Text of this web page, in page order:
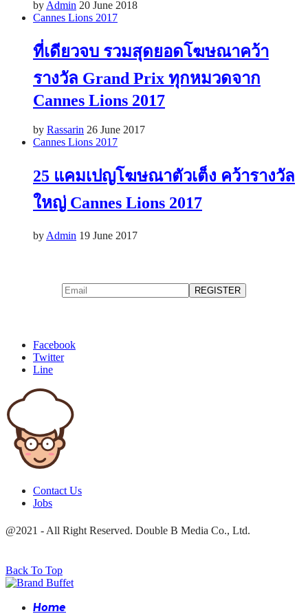
by Admin 20 June 2018
Cannes Lions 2017
ที่เดียวจบ รวมสุดยอดโฆษณาคว้า
รางวัล Grand Prix ทุกหมวดจาก
Cannes Lions 2017
by Rassarin 26 June 2017
Cannes Lions 2017
25 แคมเปญโฆษณาตัวเต็ง คว้ารางวัล
ใหญ่ Cannes Lions 2017
by Admin 19 June 2017
Facebook
Twitter
Line
Contact Us
Jobs
@2021 - All Right Reserved. Double B Media Co., Ltd.
Back To Top
Home